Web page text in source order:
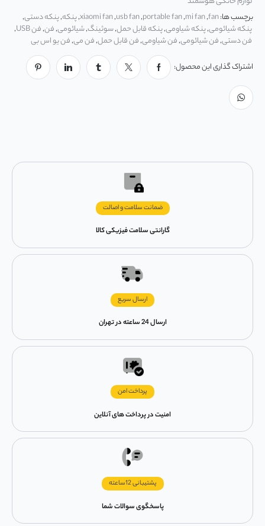
برچسب ها:fan
,
mi fan
,
portable fan
,
usb fan
,
xiaomi fan
,پنکه,پنکه دستی,
پنکه شیائومی,پنکه شیاومی,پنکه قابل حمل,سوثینگ,شیائومی,فن,فن USB
,
فن دستی,فن شیائومی,فن شیاومی,فن قابل حمل,فن می,فن یو اس بی
اشتراک گذاری این محصول:
ضمانت سلامت و اصالت
گارانتی سلامت فیزیکی کالا
ارسال سریع
ارسال 24 ساعته در تهران
پرداخت امن
امنیت در پرداخت های آنلاین
پشتیبانی 12ساعته
پاسخگوی سوالات شما